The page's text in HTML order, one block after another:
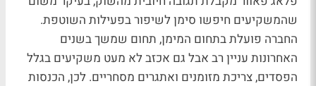
שהמשקיעים חיפשו סימן לשיפור בפעילות השוטפת.
החברה פועלת בתחום המימן, תחום שמשך בשנים
האחרונות עניין רב אבל גם אכזב לא מעט משקיעים בגלל
הפסדים, צריכת מזומנים ואתגרים מסחריים. לכן, הכנסות